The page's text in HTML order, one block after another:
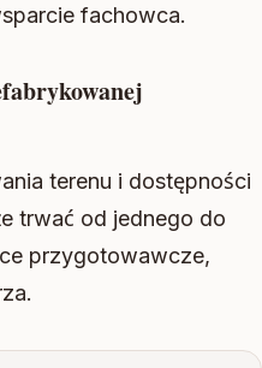
fachowca.
terenu i dostępności
trwać od jednego do
przygotowawcze,